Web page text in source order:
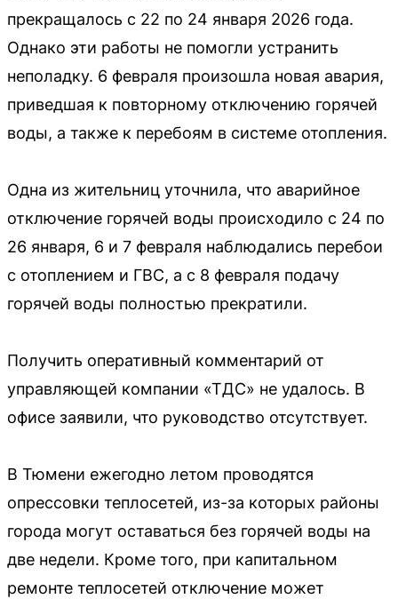
прекращалось с 22 по 24 января 2026 года.
Однако эти работы не помогли устранить
неполадку. 6 февраля произошла новая авария,
приведшая к повторному отключению горячей
воды, а также к перебоям в системе отопления.
Одна из жительниц уточнила, что аварийное
отключение горячей воды происходило с 24 по
26 января, 6 и 7 февраля наблюдались перебои
с отоплением и ГВС, а с 8 февраля подачу
горячей воды полностью прекратили.
Получить оперативный комментарий от
управляющей компании «ТДС» не удалось. В
офисе заявили, что руководство отсутствует.
В Тюмени ежегодно летом проводятся
опрессовки теплосетей, из-за которых районы
города могут оставаться без горячей воды на
две недели. Кроме того, при капитальном
ремонте теплосетей отключение может